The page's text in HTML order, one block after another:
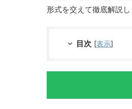
形式を交えて徹底解説し
目次 [表示]